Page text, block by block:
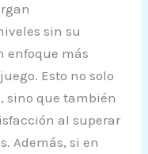
sin su
enfoque más
Esto no solo
sino que también
al superar
Además, si en